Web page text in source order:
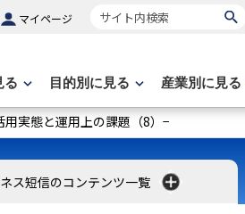
マイページ サイト内検索
る 目的別に見る 産業別に見る
実態と運用上の課題（8）−
ス短信のコンテンツ一覧